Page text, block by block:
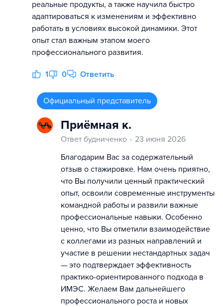
реальные продукты, а также научила быстро
адаптироваться к изменениям и эффективно
работать в условиях высокой динамики. Этот
опыт стал важным этапом моего
профессионального развития.
1 0 Ответить
Официальный представитель
Приёмная к.
Ответ будниченко
23 июня 2026
Благодарим Вас за содержательный
отзыв о стажировке. Нам очень приятно,
что Вы получили ценный практический
опыт, освоили современные инструменты
командной работы и развили важные
профессиональные навыки. Особенно
ценно, что Вы отметили взаимодействие
с коллегами из разных направлений и
участие в решении нестандартных задач
— это подтверждает эффективность
практико-ориентированного подхода в
ИМЭС. Желаем Вам дальнейшего
профессионального роста и новых